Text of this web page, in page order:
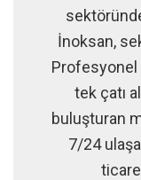
İnoksan,
tek çatı
buluşturan
7/24